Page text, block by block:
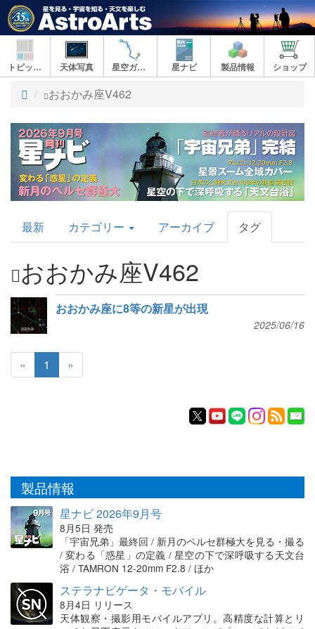
トピックス 天体写真 星空ガイド 星ナビ 製品情報 ショップ
ト
プ
おおかみ座V462
AstroArts
Topics
最新 カテゴリー アーカイブ タグ
おおかみ座V462
おおかみ座に8等の新星が出現
2025/06/16
« 1 »
製品情報
星ナビ 2026年9月号
8月5日 発売
「宇宙兄弟」最終回 / 新月のペルセ群極大を見る・撮る
/ 変わる「惑星」の定義 / 星空の下で深呼吸する天文台
浴 / TAMRON 12-20mm F2.8 / ほか
ステラナビゲータ・モバイル
8月4日 リリース
天体観察・撮影用モバイルアプリ。高精度な計算とリ